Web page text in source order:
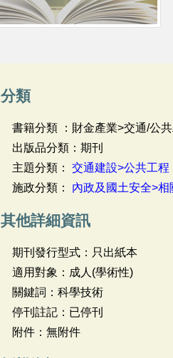
分類
書籍分類 ：財金產業>交通/公
出版品分類：期刊
主題分類： 交通建設>公共工程
施政分類： 內政及國土安全>
其他詳細資訊
期刊發行型式：只出紙本
適用對象：成人(學術性)
關鍵詞：科學技術
停刊註記：已停刊
附件：無附件